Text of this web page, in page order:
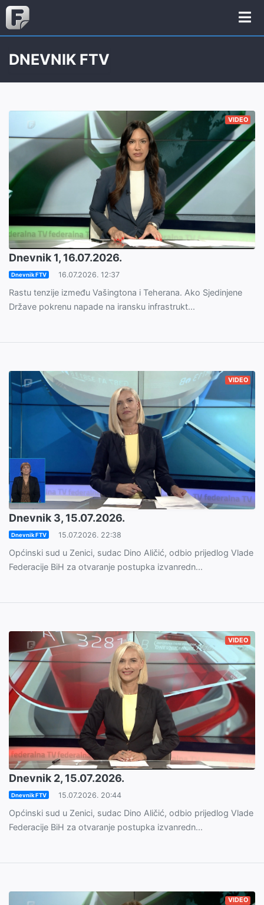
DNEVNIK FTV
VIDEO
Dnevnik 1, 16.07.2026.
Dnevnik FTV 16.07.2026. 12:37
Rastu tenzije između Vašingtona i Teherana. Ako Sjedinjene
Države pokrenu napade na iransku infrastrukt...
VIDEO
Dnevnik 3, 15.07.2026.
Dnevnik FTV 15.07.2026. 22:38
Općinski sud u Zenici, sudac Dino Aličić, odbio prijedlog Vlade
Federacije BiH za otvaranje postupka izvanredn...
VIDEO
Dnevnik 2, 15.07.2026.
Dnevnik FTV 15.07.2026. 20:44
Općinski sud u Zenici, sudac Dino Aličić, odbio prijedlog Vlade
Federacije BiH za otvaranje postupka izvanredn...
VIDEO